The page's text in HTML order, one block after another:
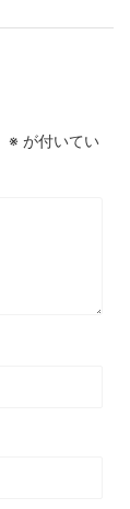
※ が付いてい